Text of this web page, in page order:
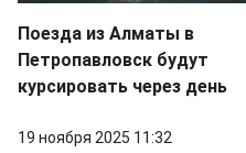
Поезда из Алматы в
Петропавловск будут
курсировать через день
19 ноября 2025 11:32